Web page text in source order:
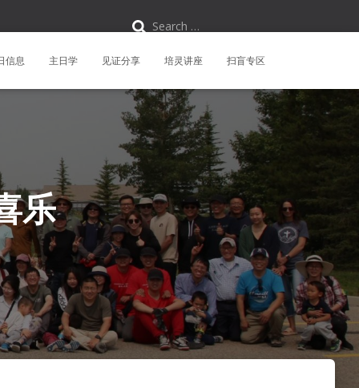
f
r
Search …
信息 主日学 见证分享 培灵讲座 扫盲专区
乐